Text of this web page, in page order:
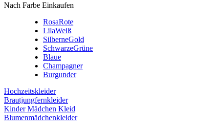
Nach Farbe Einkaufen
RosaRote
LilaWeiß
SilberneGold
SchwarzeGrüne
Blaue
Champagner
Burgunder
Hochzeitskleider
Brautjungfernkleider
Kinder Mädchen Kleid
Blumenmädchenkleider